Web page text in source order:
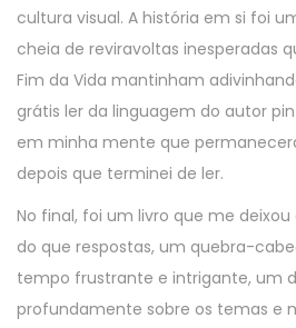
cultura visual. A história em si foi
cheia de reviravoltas inesperadas
Fim da Vida mantinham
grátis ler da linguagem do autor
em minha mente que
depois que terminei de ler.
No final, foi um livro que me
do que respostas, um quebra-
tempo frustrante e intrigante, um
profundamente sobre os temas e